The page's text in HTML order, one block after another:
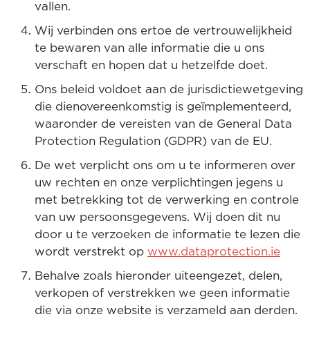
vallen.
Wij verbinden ons ertoe de vertrouwelijkheid
te bewaren van alle informatie die u ons
verschaft en hopen dat u hetzelfde doet.
Ons beleid voldoet aan de jurisdictiewetgeving
die dienovereenkomstig is geïmplementeerd,
waaronder de vereisten van de General Data
Protection Regulation (GDPR) van de EU.
De wet verplicht ons om u te informeren over
uw rechten en onze verplichtingen jegens u
met betrekking tot de verwerking en controle
van uw persoonsgegevens. Wij doen dit nu
door u te verzoeken de informatie te lezen die
wordt verstrekt op www.dataprotection.ie
Behalve zoals hieronder uiteengezet, delen,
verkopen of verstrekken we geen informatie
die via onze website is verzameld aan derden.